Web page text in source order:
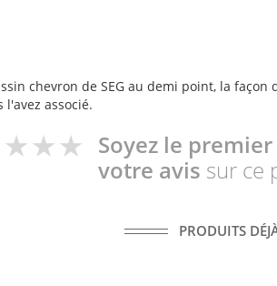
chevron de SEG au demi point, la
associé.
Soyez le
votre avis sur ce
PRODUITS